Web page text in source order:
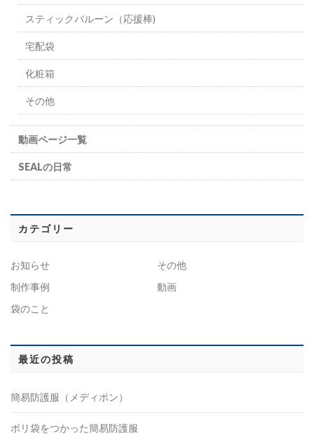
スティックバルーン（応援棒)
宅配袋
化粧箱
その他
動画ページ一覧
SEALの日常
カテゴリー
お知らせ
その他
制作事例
動画
袋のこと
最近の投稿
簡易防護服（メディポン）
ポリ袋をつかった簡易防護服